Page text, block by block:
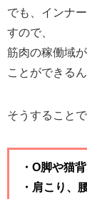
でも、インナ
すので、
筋肉の稼働域
ことができるん
そうすることで
・О脚や猫
・肩こり、